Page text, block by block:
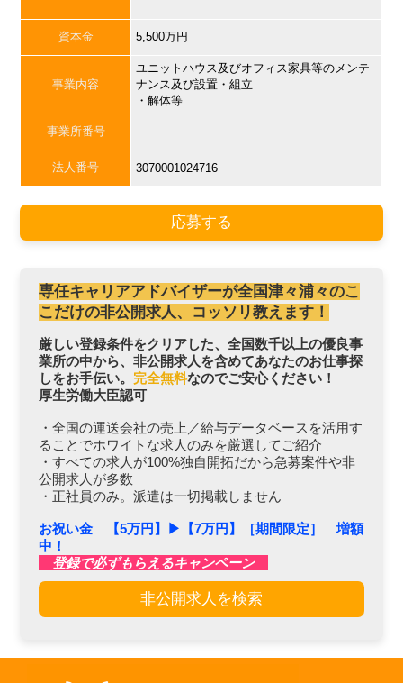
資本金 5,500万円
事業内容
ユニットハウス及びオフィス家具等のメンテ
ナンス及び設置・組立
・解体等
事業所番号
法人番号 3070001024716
応募する
専任キャリアアドバイザーが全国津々浦々のこ
こだけの非公開求人、コッソリ教えます！
厳しい登録条件をクリアした、全国数千以上の優良事
業所の中から、非公開求人を含めてあなたのお仕事探
しをお手伝い。 完全無料なのでご安心ください！
厚生労働大臣認可
・全国の運送会社の売上／給与データベースを活用す
ることでホワイトな求人のみを厳選してご紹介
・すべての求人が100%独自開拓だから急募案件や非
公開求人が多数
・正社員のみ。派遣は一切掲載しません
お祝い金 【5万円】▶︎【7万円】［期間限定］ 増額
中！
登録で必ずもらえるキャンペーン
非公開求人を検索